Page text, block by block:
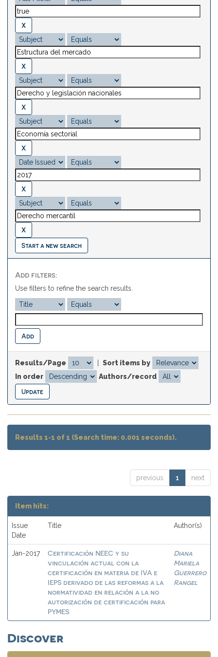
Start a new search
Add filters:
Use filters to refine the search results.
Results/Page
Sort items by
In order
Authors/record
Results 1-1 of 1 (Search time: 0.001 seconds).
previous 1 next
Item hits:
Issue
Date
Title Author(s)
Jan-2017
Certificación NEEC y su
vinculación actual con la
certificación en materia de IVA e
IEPS derivado de las reformas a la
normatividad en relación a la no
autorización de certificación para
PYMES
Diana
Mariela
Guerrero
Rangel
Discover